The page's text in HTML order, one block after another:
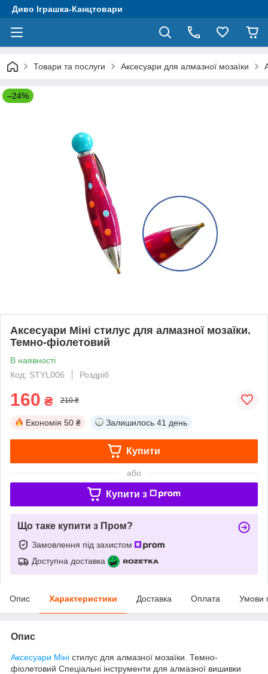
Диво Іграшка-Канцтовари
Товари та послуги Аксесуари для алмазної мозаїки
–24%
Аксесуари Міні стилус для алмазної мозаїки.
Темно-фіолетовий
В наявності
Код: STYL006
Роздріб
160 ₴ 210 ₴
Економія 50 ₴ Залишилось 41 день
Купити
або
Купити з
Що таке купити з Пром?
Замовлення під захистом
Доступна доставка
Опис Характеристики Доставка Оплата Умови
Опис
Аксесуари Міні стилус для алмазної мозаїки. Темно-
фіолетовий Спеціальні інструменти для алмазної вишивки